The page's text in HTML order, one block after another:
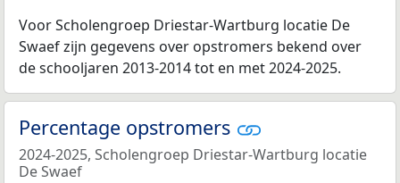
Voor Scholengroep Driestar-Wartburg locatie De
Swaef zijn gegevens over opstromers bekend over
de schooljaren 2013-2014 tot en met 2024-2025.
Percentage opstromers
2024-2025, Scholengroep Driestar-Wartburg locatie
De Swaef